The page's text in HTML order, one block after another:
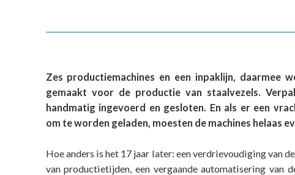
Zes productiemachines en een inpaklijn, daarmee
gemaakt voor de productie van staalvezels.
handmatig ingevoerd en gesloten. En als er een
om te worden geladen, moesten de machines helaas
Hoe anders is het 17 jaar later: een verdrievoudiging van
van productietijden, een vergaande automatisering van